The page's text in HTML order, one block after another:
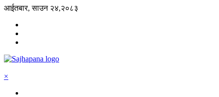
आईतबार, साउन २४,२०८३
×